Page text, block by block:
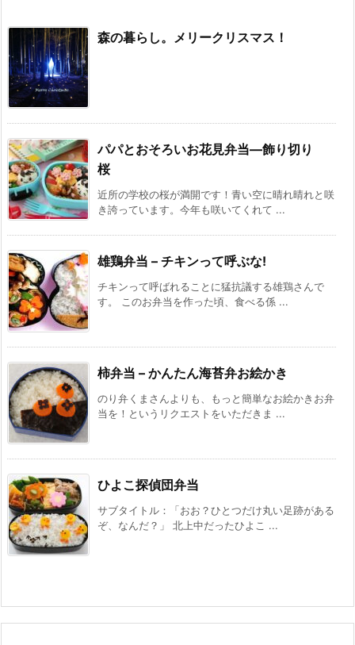
森の暮らし。メリークリスマス！
パパとおそろいお花見弁当—飾り切り
桜
近所の学校の桜が満開です！青い空に晴れ晴れと咲
き誇っています。今年も咲いてくれて ...
雄鶏弁当 – チキンって呼ぶな!
チキンって呼ばれることに猛抗議する雄鶏さんで
す。 このお弁当を作った頃、食べる係 ...
柿弁当 – かんたん海苔弁お絵かき
のり弁くまさんよりも、もっと簡単なお絵かきお弁
当を！というリクエストをいただきま ...
ひよこ探偵団弁当
サブタイトル：「おお？ひとつだけ丸い足跡がある
ぞ、なんだ？」 北上中だったひよこ ...